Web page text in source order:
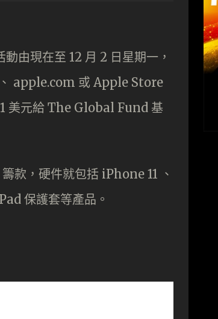
由現在至 12 月 2 日星期一，
apple.com 或 Apple Store
美元給 The Global Fund 基
款，硬件就包括 iPhone 11 、
保護套等產品。